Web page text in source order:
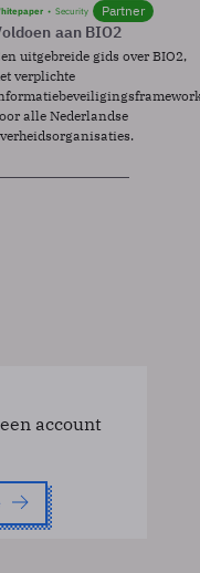
Security Partner
aan BIO2
uitgebreide gids over BIO2,
verplichte
alle Nederlandse
account